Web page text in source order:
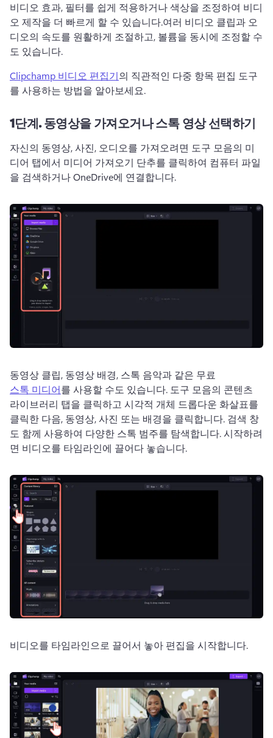
비디오 효과, 필터를 쉽게 적용하거나 색상을 조정하여 비디
오 제작을 더 빠르게 할 수 있습니다.여러 비디오 클립과 오
디오의 속도를 원활하게 조절하고, 볼륨을 동시에 조정할 수
도 있습니다.
Clipchamp 비디오 편집기의 직관적인 다중 항목 편집 도구
를 사용하는 방법을 알아보세요.
1단계.동영상을 가져오거나 스톡 영상 선택하기
자신의 동영상, 사진, 오디오를 가져오려면 도구 모음의 미
디어 탭에서 미디어 가져오기 단추를 클릭하여 컴퓨터 파일
을 검색하거나 OneDrive에 연결합니다.
동영상 클립, 동영상 배경, 스톡 음악과 같은 무료
스톡 미디어를 사용할 수도 있습니다. 도구 모음의 콘텐츠
라이브러리 탭을 클릭하고 시각적 개체 드롭다운 화살표를
클릭한 다음, 동영상, 사진 또는 배경을 클릭합니다. 검색 창
도 함께 사용하여 다양한 스톡 범주를 탐색합니다. 시작하려
면 비디오를 타임라인에 끌어다 놓습니다.
비디오를 타임라인으로 끌어서 놓아 편집을 시작합니다.